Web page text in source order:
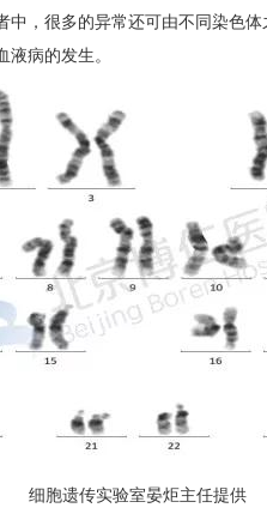
中，很多的异常还可由不同染色
病的发生。
细胞遗传实验室晏炬主任提供